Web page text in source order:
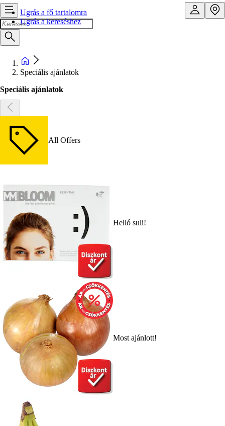
Ugrás a fő tartalomra
Ugrás a kereséshez
Speciális ajánlatok
Speciális ajánlatok
All Offers
Helló suli!
Most ajánlott!